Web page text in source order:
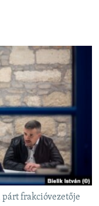
párt frakcióvezetője